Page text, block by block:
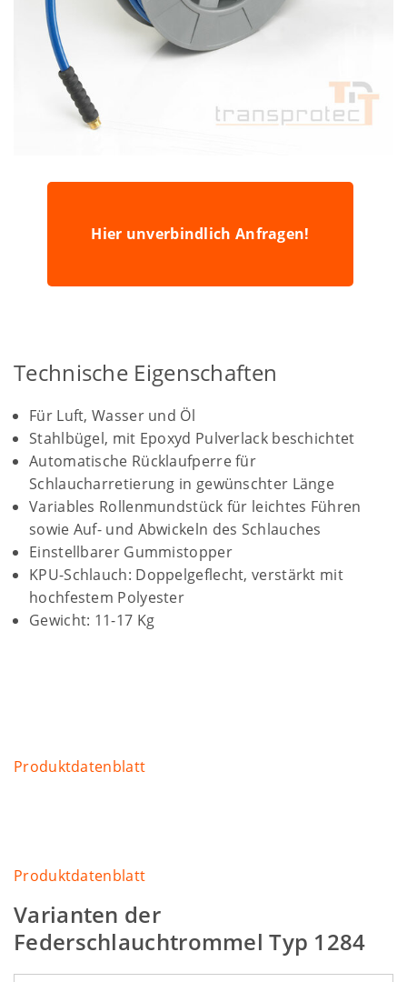
Hier unverbindlich Anfragen!
Technische Eigenschaften
Für Luft, Wasser und Öl
Stahlbügel, mit Epoxyd Pulverlack beschichtet
Automatische Rücklaufperre für
Schlaucharretierung in gewünschter Länge
Variables Rollenmundstück für leichtes Führen
sowie Auf- und Abwickeln des Schlauches
Einstellbarer Gummistopper
KPU-Schlauch: Doppelgeflecht, verstärkt mit
hochfestem Polyester
Gewicht: 11-17 Kg
Produktdatenblatt
Produktdatenblatt
Varianten der
Federschlauchtrommel Typ 1284